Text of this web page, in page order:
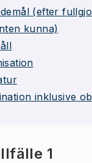
(efter
kunna)
inklusive
1